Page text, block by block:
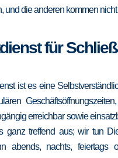
und die anderen kommen nicht
für
ist es eine
erreichbar sowie
ganz treffend aus; wir tun
abends, nachts, feiertags